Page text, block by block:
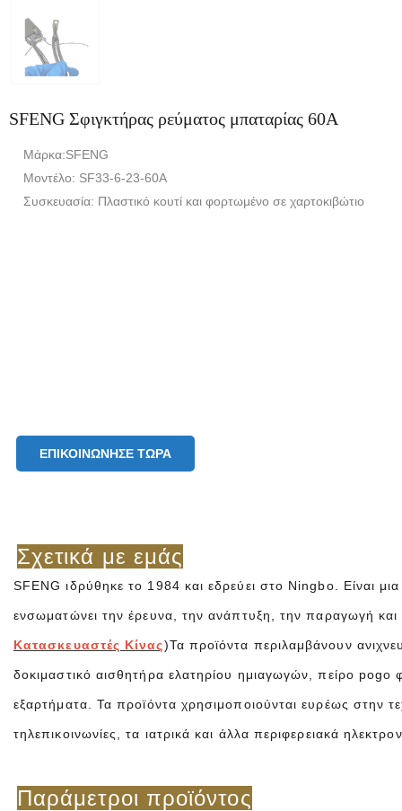
SFENG Σφιγκτήρας ρεύματος μπαταρίας 60A
Μάρκα:SFENG
Μοντέλο: SF33-6-23-60A
Συσκευασία: Πλαστικό κουτί και φορτωμένο σε χαρτοκιβώτιο
ΕΠΙΚΟΙΝΏΝΗΣΕ ΤΏΡΑ
Σχετικά με εμάς
SFENG ιδρύθηκε το 1984 και εδρεύει στο Ningbo. Είναι
ενσωματώνει την έρευνα, την ανάπτυξη, την παραγωγή και
Κατασκευαστές Κίνας)Τα προϊόντα περιλαμβάνουν
δοκιμαστικό αισθητήρα ελατηρίου ημιαγωγών, πείρο pogo
εξαρτήματα. Τα προϊόντα χρησιμοποιούνται ευρέως στην
τηλεπικοινωνίες, τα ιατρικά και άλλα περιφερειακά
Παράμετροι προϊόντος